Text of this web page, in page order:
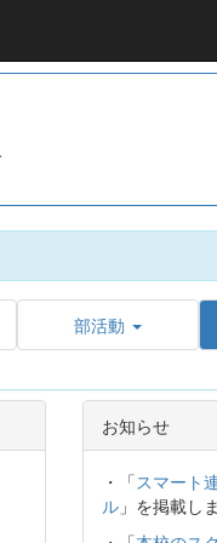
部活動
お知らせ
・「スマート
ル」を掲載し